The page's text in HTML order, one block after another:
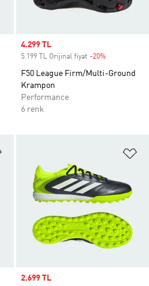
Sale price
4.299 TL
5.199 TL Orijinal fiyat -20%
F50 League Firm/Multi-Ground
Krampon
Performance
6 renk
Sale price
2.699 TL